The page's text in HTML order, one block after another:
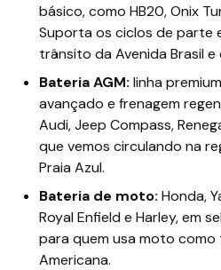
básico, como HB20, Onix
Suporta os ciclos de parte
trânsito da Avenida Brasil
Bateria AGM: linha
avançado e frenagem
Audi, Jeep Compass,
que vemos circulando na
Praia Azul.
Bateria de moto: Honda,
Royal Enfield e Harley, em
para quem usa moto como
Americana.